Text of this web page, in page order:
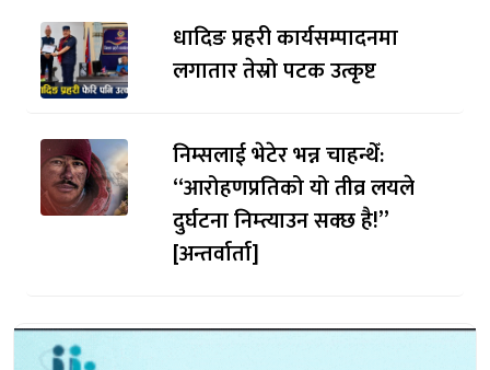
धादिङ प्रहरी कार्यसम्पादनमा
लगातार तेस्रो पटक उत्कृष्ट
निम्सलाई भेटेर भन्न चाहन्थेँ:
“आरोहणप्रतिको यो तीव्र लयले
दुर्घटना निम्त्याउन सक्छ है!”
[अन्तर्वार्ता]